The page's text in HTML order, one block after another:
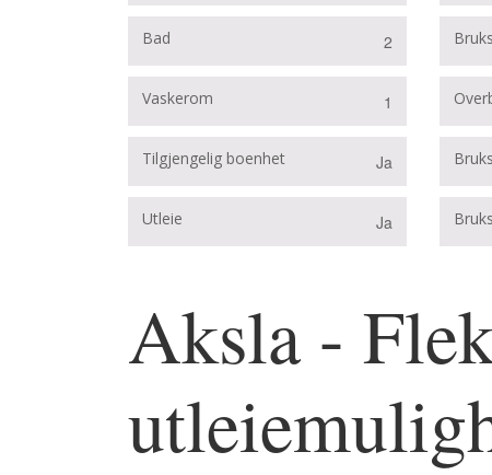
Bad 2
Vaskerom 1
Tilgjengelig boenhet Ja
Utleie Ja
Aksla -